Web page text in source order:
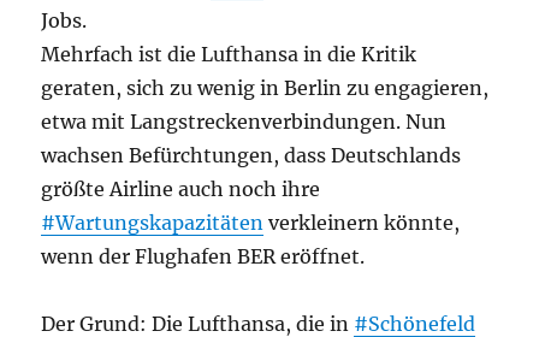
Jobs.
Mehrfach ist die Lufthansa in die Kritik
geraten, sich zu wenig in Berlin zu engagieren,
etwa mit Langstreckenverbindungen. Nun
wachsen Befürchtungen, dass Deutschlands
größte Airline auch noch ihre
#Wartungskapazitäten verkleinern könnte,
wenn der Flughafen BER eröffnet.
Der Grund: Die Lufthansa, die in #Schönefeld